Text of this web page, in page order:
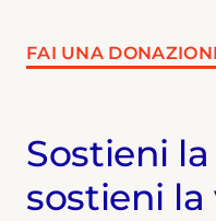
FAI UNA
Sostieni
sostieni la